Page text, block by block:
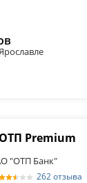
Premium
"ОТП Банк"
262 отзыва